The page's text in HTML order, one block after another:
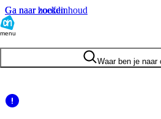
Ga naar hoofdinhoud
Ga naar zoeken
menu
Waar ben je naar